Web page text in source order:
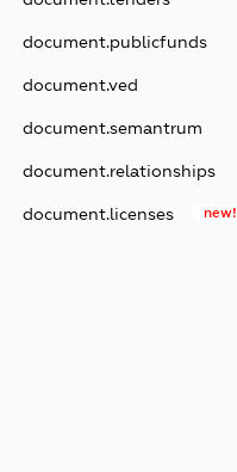
document.publicfunds
document.ved
document.semantrum
document.relationships
document.licenses new!